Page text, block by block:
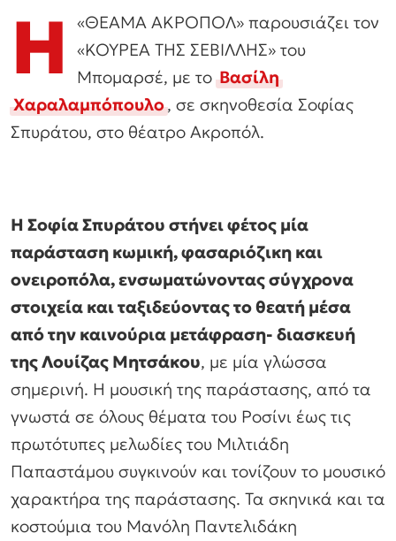
Η
«ΘΕΑΜΑ ΑΚΡΟΠΟΛ» παρουσιάζει τον
«ΚΟΥΡΕΑ ΤΗΣ ΣΕΒΙΛΛΗΣ» του
Μπομαρσέ, με τοΒασίλη
Χαραλαμπόπουλο, σε σκηνοθεσία Σοφίας
Σπυράτου, στο θέατρο Ακροπόλ.
Η Σοφία Σπυράτου στήνει φέτος μία
παράσταση κωμική, φασαριόζικη και
ονειροπόλα, ενσωματώνοντας σύγχρονα
στοιχεία και ταξιδεύοντας το θεατή μέσα
από την καινούρια μετάφραση- διασκευή
της Λουίζας Μητσάκου, με μία γλώσσα
σημερινή. H μουσική της παράστασης, από τα
γνωστά σε όλους θέματα του Ροσίνι έως τις
πρωτότυπες μελωδίες του Μιλτιάδη
Παπαστάμου συγκινούν και τονίζουν το μουσικό
χαρακτήρα της παράστασης. Τα σκηνικά και τα
κοστούμια του Μανόλη Παντελιδάκη